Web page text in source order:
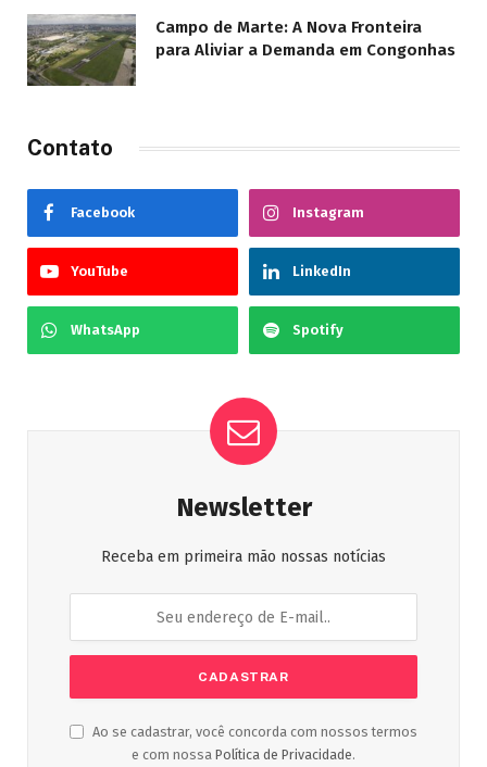
Campo de Marte: A Nova Fronteira
para Aliviar a Demanda em Congonhas
Contato
Facebook Instagram
YouTube LinkedIn
WhatsApp Spotify
Newsletter
Receba em primeira mão nossas notícias
Ao se cadastrar, você concorda com nossos termos
e com nossa Política de Privacidade.